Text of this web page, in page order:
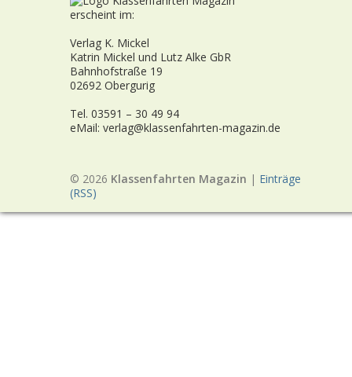
erscheint im:
Verlag K. Mickel
Katrin Mickel und Lutz Alke GbR
Bahnhofstraße 19
02692 Obergurig
Tel. 03591 – 30 49 94
eMail: verlag@klassenfahrten-magazin.de
© 2026 Klassenfahrten Magazin | Einträge
(RSS)